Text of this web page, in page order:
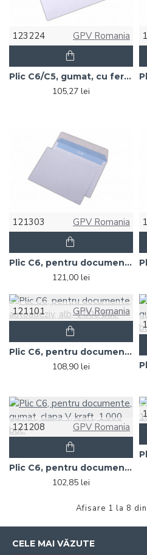
123224 GPV Romania
Plic C6/C5, gumat, cu fereastra pe dreapta, alb, 1000 buc.
105,27 lei
121303 GPV Romania
Plic C6, pentru documente, siliconic, alb, 1.000 buc.
121,00 lei
121101 GPV Romania
Plic C6, pentru documente, autoadeziv, alb, 1.000 buc.
108,90 lei
121208 GPV Romania
Plic C6, pentru documente, gumat, clapa V, kraft, 1.000 buc.
102,85 lei
Afisare 1 la 8
CELE MAI VĂZUTE